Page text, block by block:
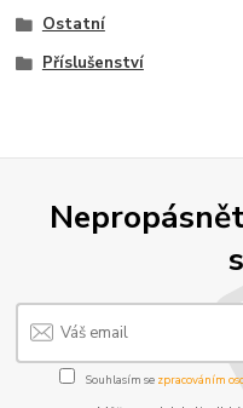
Ostatní
Příslušenství
Souhlasím se zpracováním